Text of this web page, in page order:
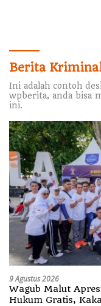
Berita
Ini adalah contoh
wpberita, anda bisa
ini.
9 Agustus 2026
Wagub Malut
Hukum Gratis,